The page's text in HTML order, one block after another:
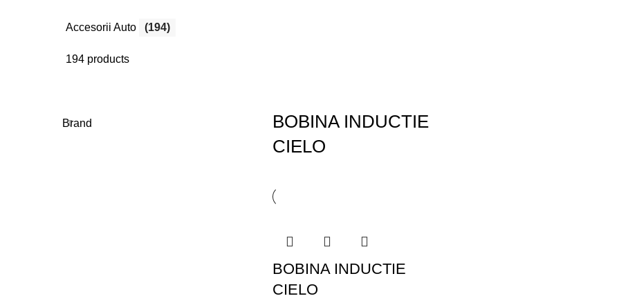
Accesorii Auto (194)
194 products
Brand
BOBINA INDUCTIE
CIELO
BOBINA INDUCTIE
CIELO